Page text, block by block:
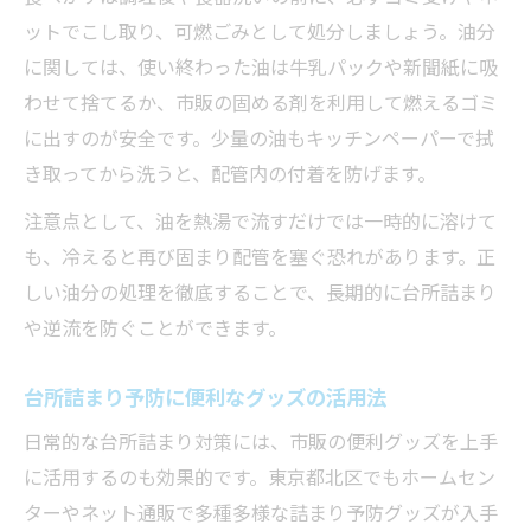
ットでこし取り、可燃ごみとして処分しましょう。油分
に関しては、使い終わった油は牛乳パックや新聞紙に吸
わせて捨てるか、市販の固める剤を利用して燃えるゴミ
に出すのが安全です。少量の油もキッチンペーパーで拭
き取ってから洗うと、配管内の付着を防げます。
注意点として、油を熱湯で流すだけでは一時的に溶けて
も、冷えると再び固まり配管を塞ぐ恐れがあります。正
しい油分の処理を徹底することで、長期的に台所詰まり
や逆流を防ぐことができます。
台所詰まり予防に便利なグッズの活用法
日常的な台所詰まり対策には、市販の便利グッズを上手
に活用するのも効果的です。東京都北区でもホームセン
ターやネット通販で多種多様な詰まり予防グッズが入手